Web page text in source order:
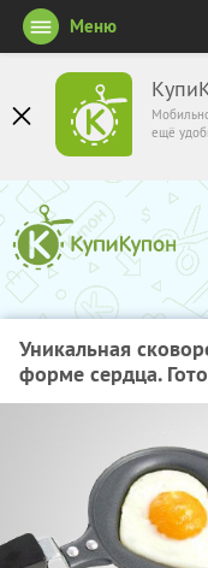
ещё
Меню
Уникальная
форме сердца.